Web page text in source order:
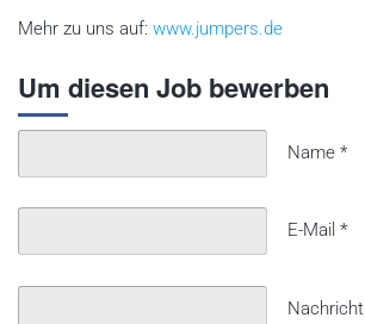
Mehr zu uns auf: www.jumpers.de
Um diesen Job bewerben
Name *
E-Mail *
Nachricht